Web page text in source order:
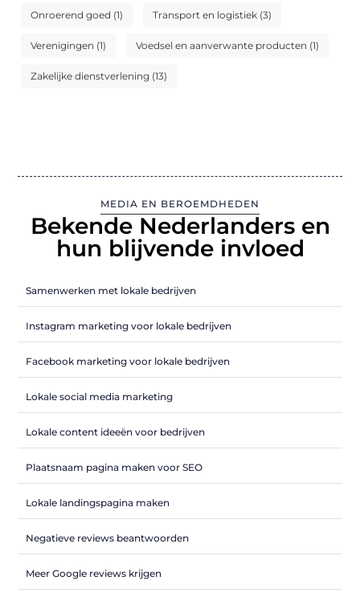
Onroerend goed (1) Transport en logistiek (3)
Verenigingen (1) Voedsel en aanverwante producten (1)
Zakelijke dienstverlening (13)
MEDIA EN BEROEMDHEDEN
Bekende Nederlanders en
hun blijvende invloed
Samenwerken met lokale bedrijven
Instagram marketing voor lokale bedrijven
Facebook marketing voor lokale bedrijven
Lokale social media marketing
Lokale content ideeën voor bedrijven
Plaatsnaam pagina maken voor SEO
Lokale landingspagina maken
Negatieve reviews beantwoorden
Meer Google reviews krijgen